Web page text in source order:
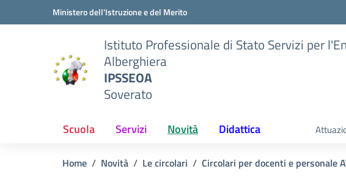
Vai ai contenuti
Vai al menu di navigazioneMinistero dell'Istruzione e del Merito
Istituto Professionale di Stato Servizi per
Alberghiera
IPSSEOA
Soverato
Scuola Servizi Novità Didattica
Home Novità Le circolari Circolari per docenti e personale